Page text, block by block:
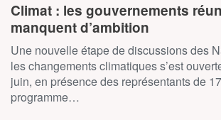
Climat : les gouvernements
manquent d’ambition
Une nouvelle étape de discussions des
les changements climatiques s’est
juin, en présence des représentants de
programme…